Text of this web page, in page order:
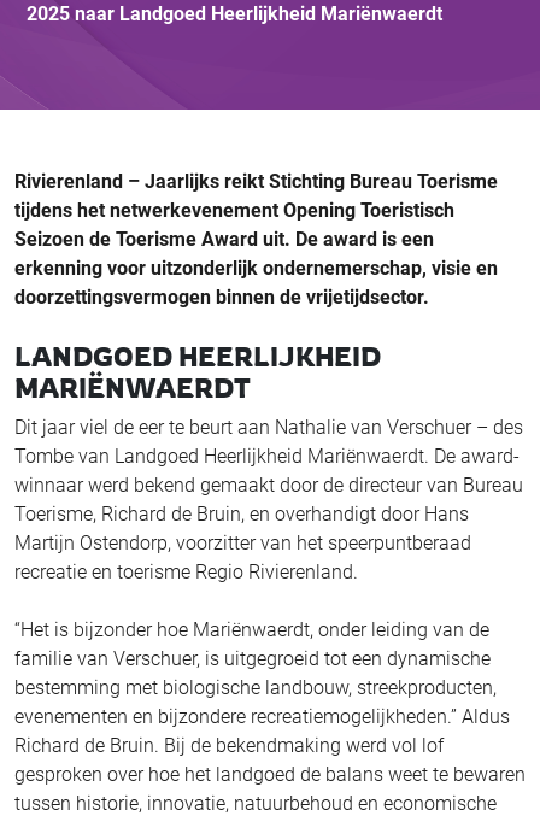
2025 naar Landgoed Heerlijkheid Mariënwaerdt
Rivierenland – Jaarlijks reikt Stichting Bureau Toerisme
tijdens het netwerkevenement Opening Toeristisch
Seizoen de Toerisme Award uit. De award is een
erkenning voor uitzonderlijk ondernemerschap, visie en
doorzettingsvermogen binnen de vrijetijdsector.
LANDGOED HEERLIJKHEID
MARIËNWAERDT
Dit jaar viel de eer te beurt aan Nathalie van Verschuer – des
Tombe van Landgoed Heerlijkheid Mariënwaerdt. De award-
winnaar werd bekend gemaakt door de directeur van Bureau
Toerisme, Richard de Bruin, en overhandigt door Hans
Martijn Ostendorp, voorzitter van het speerpuntberaad
recreatie en toerisme Regio Rivierenland.
“Het is bijzonder hoe Mariënwaerdt, onder leiding van de
familie van Verschuer, is uitgegroeid tot een dynamische
bestemming met biologische landbouw, streekproducten,
evenementen en bijzondere recreatiemogelijkheden.” Aldus
Richard de Bruin. Bij de bekendmaking werd vol lof
gesproken over hoe het landgoed de balans weet te bewaren
tussen historie, innovatie, natuurbehoud en economische